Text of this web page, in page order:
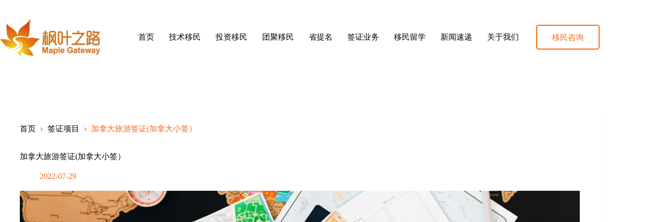
content
首页
技术移民 投资移民 团聚移民 省提名 签证业务 移民留学 新闻速递 关于我们 移民咨询
首页 签证项目 加拿大旅游签证(加拿大小签）
加拿大旅游签证(加拿大小签）
2022-07-29